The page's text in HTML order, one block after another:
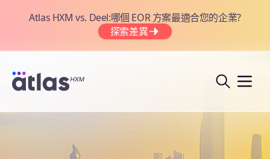
Atlas HXM vs. Deel:哪個 EOR 方案最適合您的企業?
探索差異